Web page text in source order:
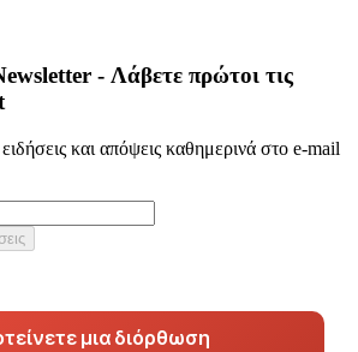
- Λάβετε πρώτοι τις
και απόψεις καθημερινά στο e-mail
μια διόρθωση